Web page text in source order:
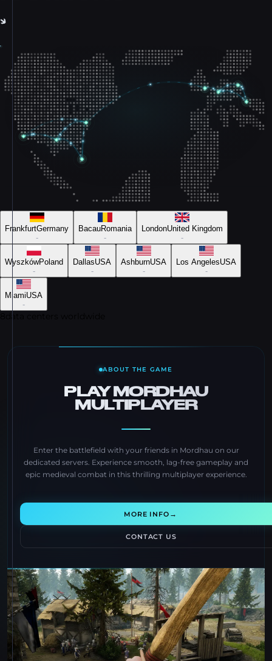
FrankfurtGermany
-
BacauRomania
-
LondonUnited Kingdom
-
WyszkówPoland
-
DallasUSA
-
AshburnUSA
-
Los AngelesUSA
-
MiamiUSA
-
ABOUT THE GAME
PLAY MORDHAU
MULTIPLAYER
Enter the battlefield with your friends in Mordhau on our
dedicated servers. Experience smooth, lag-free gameplay and
epic medieval combat in this thrilling multiplayer experience.
MORE INFO →
CONTACT US